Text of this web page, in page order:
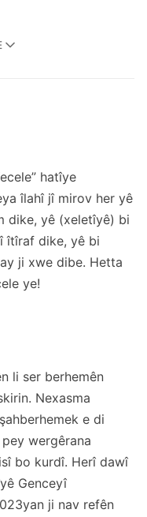
hatîye
îlahî jî mirov her yê
dike, yê (xeletîyê) bi
îtîraf dike, yê bi
ji xwe dibe. Hetta
ye!
li ser berhemên
Nexasma
e di
wergêrana
bo kurdî. Herî dawî
Genceyî
ji nav refên